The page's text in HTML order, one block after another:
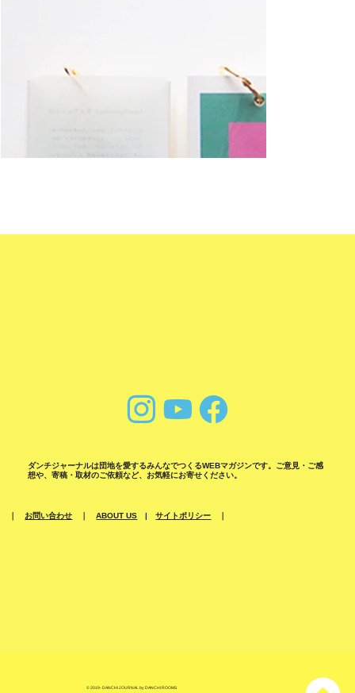
お問い合わせ ｜ABOUT US |サイトポリシー
ダンチジャーナルは団地を愛するみんなでつくるWEBマガジンです。ご意見・ご感
想や、寄稿・取材のご依頼など、お気軽にお寄せください。
© 2019- DANCHI JOURNAL by DANCHI ROOMS